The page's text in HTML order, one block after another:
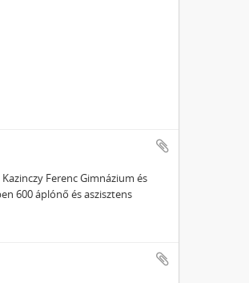
Ferenc Gimnázium és
600 áplónő és aszisztens